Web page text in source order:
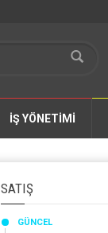
İŞ YÖNETİMİ
SATIŞ
GÜNCEL